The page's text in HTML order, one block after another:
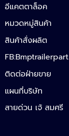
อีแคตตาล็อค
หมวดหมู่สินค้า
สินค้าสั่งผลิต
FB:Bmptrailerpart
ติดต่อฝ่ายขาย
แผนที่บริษัท
สายด่วน เจ้ สมศรี